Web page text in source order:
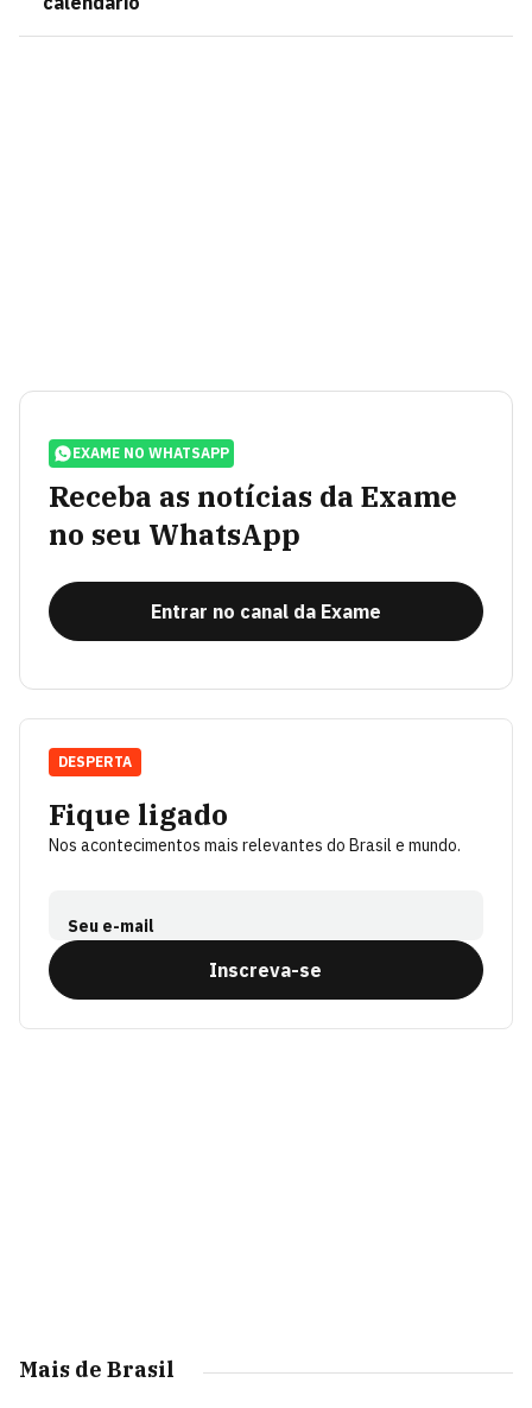
EXAME NO WHATSAPP
Receba as notícias da Exame
no seu WhatsApp
Entrar no canal da Exame
Fique ligado
Nos acontecimentos mais relevantes do Brasil e mundo.
Seu e-mail
Inscreva-se
DESPERTA
Mais de Brasil